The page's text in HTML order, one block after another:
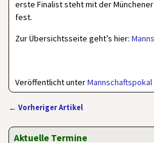
erste Finalist steht mit der
fest.
Zur Übersichtsseite geht’s hier:
Veröffentlicht unterMannschaftspokal
← Vorheriger Artikel
Aktuelle Termine